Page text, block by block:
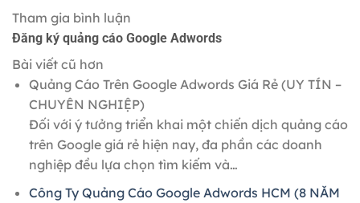
Tham gia bình luận
Đăng ký quảng cáo Google Adwords
Bài viết cũ hơn
Quảng Cáo Trên Google Adwords Giá Rẻ (UY TÍN –
CHUYÊN NGHIỆP)
Đối với ý tưởng triển khai một chiến dịch quảng cáo
trên Google giá rẻ hiện nay, đa phần các doanh
nghiệp đều lựa chọn tìm kiếm và…
Công Ty Quảng Cáo Google Adwords HCM (8 NĂM